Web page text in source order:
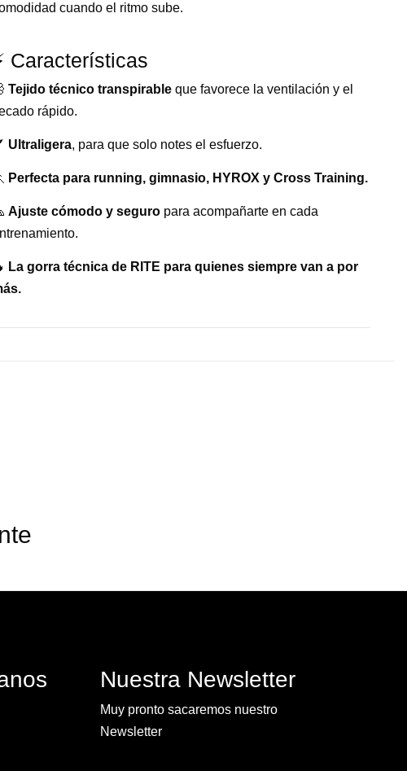
cuando el ritmo sube.
Características
Tejido técnico transpirableque favorece la ventilación y el
rápido.
Ultraligera, para que solo notes el esfuerzo.
Perfecta para running, gimnasio, HYROX y Cross Training.
Ajuste cómodo y seguropara acompañarte en cada
La gorra técnica de RITE para quienes siempre van a por
Nuestra Newsletter
Muy pronto sacaremos nuestro
Newsletter